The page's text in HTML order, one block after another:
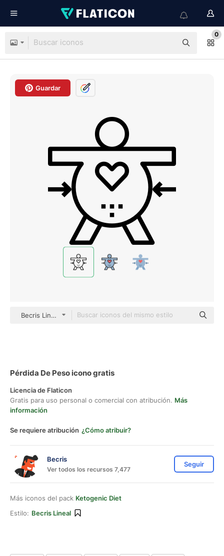
0
Guardar
Becris Lineal
Pérdida De Peso icono gratis
Licencia de Flaticon
Gratis para uso personal o comercial con atribución. Más
información
Se requiere atribución ¿Cómo atribuir?
Becris
Ver todos los recursos 7,477
Seguir
Más iconos del pack Ketogenic Diet
Estilo: Becris Lineal